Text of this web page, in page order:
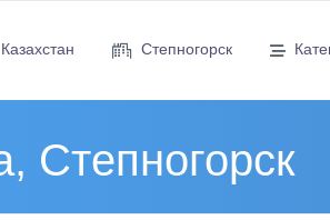
Казахстан Степногорск
Степногорск